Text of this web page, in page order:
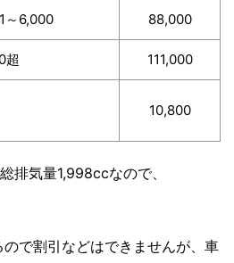
～6,000 88,000
超 111,000
10,800
排気量1,998ccなので、
で割引などはできませんが、車